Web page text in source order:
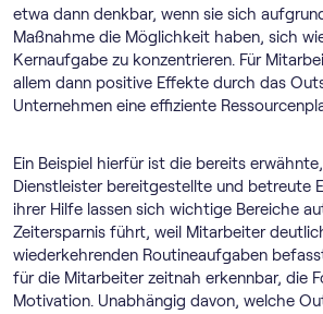
etwa dann denkbar, wenn sie sich
Maßnahme die Möglichkeit haben, sich
Kernaufgabe zu konzentrieren. Für
allem dann positive Effekte durch das
Unternehmen eine effiziente
Ein Beispiel hierfür ist die bereits
Dienstleister bereitgestellte und betreute
ihrer Hilfe lassen sich wichtige Bereiche
Zeitersparnis führt, weil Mitarbeiter
wiederkehrenden Routineaufgaben
für die Mitarbeiter zeitnah erkennbar, die
Motivation. Unabhängig davon, welche